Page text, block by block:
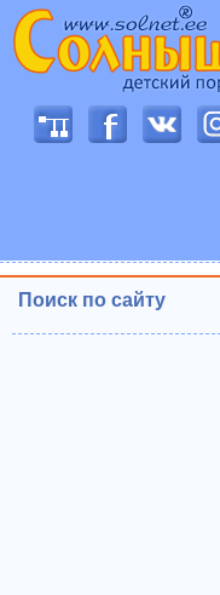
Поиск по сайту